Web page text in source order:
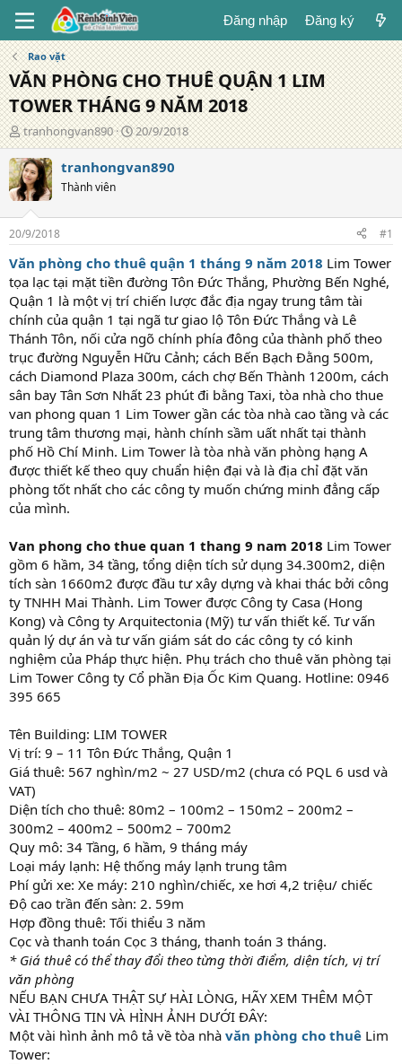
Đăng nhập Đăng ký
Rao vặt
VĂN PHÒNG CHO THUÊ QUẬN 1 LIM
TOWER THÁNG 9 NĂM 2018
T
á
c
g
i
ả
tranhongvan890
N
g
à
g
20/9/2018
tranhongvan890
Thành viên
20/9/2018 #1
Văn phòng cho thuê quận 1 tháng 9 năm 2018 Lim Tower
tọa lạc tại mặt tiền đường Tôn Đức Thắng, Phường Bến Nghé,
Quận 1 là một vị trí chiến lược đắc địa ngay trung tâm tài
chính của quận 1 tại ngã tư giao lộ Tôn Đức Thắng và Lê
Thánh Tôn, nối cửa ngõ chính phía đông của thành phố theo
trục đường Nguyễn Hữu Cảnh; cách Bến Bạch Đằng 500m,
cách Diamond Plaza 300m, cách chợ Bến Thành 1200m, cách
sân bay Tân Sơn Nhất 23 phút đi bằng Taxi, tòa nhà cho thue
van phong quan 1 Lim Tower gần các tòa nhà cao tầng và các
trung tâm thương mại, hành chính sầm uất nhất tại thành
phố Hồ Chí Minh. Lim Tower là tòa nhà văn phòng hạng A
được thiết kế theo quy chuẩn hiện đại và là địa chỉ đặt văn
phòng tốt nhất cho các công ty muốn chứng minh đẳng cấp
của mình.
Van phong cho thue quan 1 thang 9 nam 2018 Lim Tower
gồm 6 hầm, 34 tầng, tổng diện tích sử dụng 34.300m2, diện
tích sàn 1660m2 được đầu tư xây dựng và khai thác bởi công
ty TNHH Mai Thành. Lim Tower được Công ty Casa (Hong
Kong) và Công ty Arquitectonia (Mỹ) tư vấn thiết kế. Tư vấn
quản lý dự án và tư vấn giám sát do các công ty có kinh
nghiệm của Pháp thực hiện. Phụ trách cho thuê văn phòng tại
Lim Tower Công ty Cổ phần Địa Ốc Kim Quang. Hotline: 0946
395 665
Tên Building: LIM TOWER
Vị trí: 9 – 11 Tôn Đức Thắng, Quận 1
Giá thuê: 567 nghìn/m2 ~ 27 USD/m2 (chưa có PQL 6 usd và
VAT)
Diện tích cho thuê: 80m2 – 100m2 – 150m2 – 200m2 –
300m2 – 400m2 – 500m2 – 700m2
Quy mô: 34 Tầng, 6 hầm, 9 tháng máy
Loại máy lạnh: Hệ thống máy lạnh trung tâm
Phí gửi xe: Xe máy: 210 nghìn/chiếc, xe hơi 4,2 triệu/ chiếc
Độ cao trần đến sàn: 2. 59m
Hợp đồng thuê: Tối thiểu 3 năm
Cọc và thanh toán Cọc 3 tháng, thanh toán 3 tháng.
* Giá thuê có thể thay đổi theo từng thời điểm, diện tích, vị trí
văn phòng
NẾU BẠN CHƯA THẬT SỰ HÀI LÒNG, HÃY XEM THÊM MỘT
VÀI THÔNG TIN VÀ HÌNH ẢNH DƯỚI ĐÂY:
Một vài hình ảnh mô tả về tòa nhà văn phòng cho thuê Lim
Tower: